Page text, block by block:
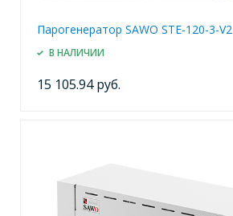
Парогенератор SAWO STE-120-3-V2
В НАЛИЧИИ
15 105.94 руб.